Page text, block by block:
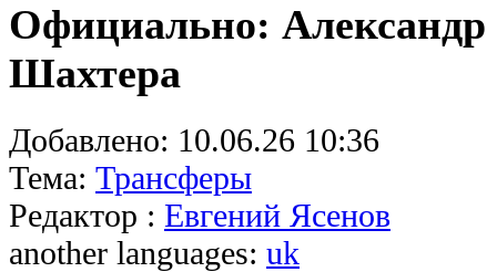
Официально: Александр
Шахтера
Добавлено: 10.06.26 10:36
Тема: Трансферы
Редактор : Евгений Ясенов
another languages: uk